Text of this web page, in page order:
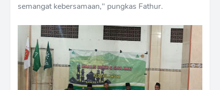
semangat kebersamaan," pungkas Fathur.